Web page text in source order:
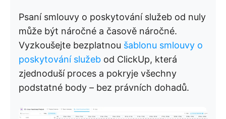
Psaní smlouvy o poskytování služeb od nuly
může být náročné a časově náročné.
Vyzkoušejte bezplatnou šablonu smlouvy o
poskytování služeb od ClickUp, která
zjednoduší proces a pokryje všechny
podstatné body – bez právních dohadů.